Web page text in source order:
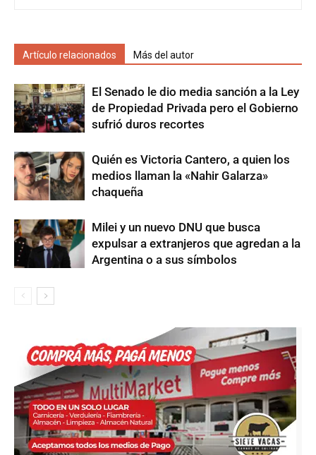
Artículo relacionados Más del autor
El Senado le dio media sanción a la Ley
de Propiedad Privada pero el Gobierno
sufrió duros recortes
Quién es Victoria Cantero, a quien los
medios llaman la «Nahir Galarza»
chaqueña
Milei y un nuevo DNU que busca
expulsar a extranjeros que agredan a la
Argentina o a sus símbolos